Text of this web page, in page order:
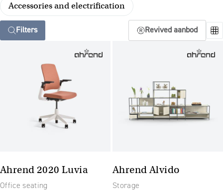
Accessories and electrification
Filters Revived aanbod
Ahrend 2020 Luvia
Office seating
Ahrend Alvido
Storage